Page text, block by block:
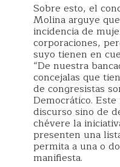
Sobre esto, el
Molina arguye
incidencia de
corporaciones,
suyo tienen en
“De nuestra
concejalas que
de congresistas
Democrático.
discurso sino de
chévere la
presenten una
permita a una o
manifiesta.